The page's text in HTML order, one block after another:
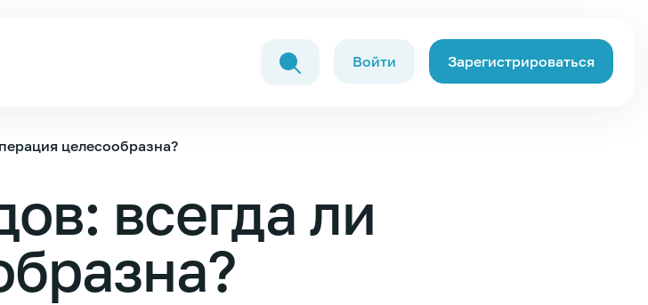
Войти Зарегистрироваться
целесообразна?
всегда ли